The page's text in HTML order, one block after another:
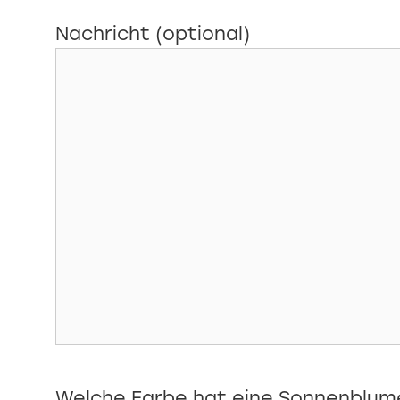
Nachricht (optional)
Bitte lasse dieses Feld leer.